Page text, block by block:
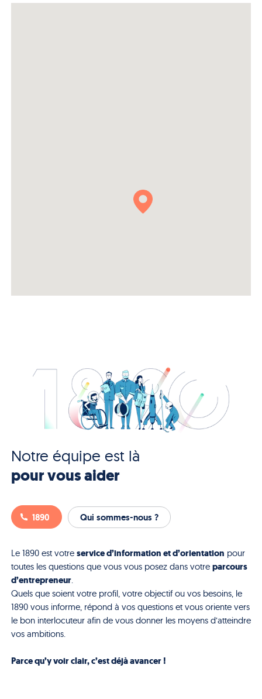
Notre équipe est là
pour vous aider
1890 Qui sommes-nous ?
Le 1890 est votre service d’information et d’orientation pour
toutes les questions que vous vous posez dans votre parcours
d’entrepreneur.
Quels que soient votre profil, votre objectif ou vos besoins, le
1890 vous informe, répond à vos questions et vous oriente vers
le bon interlocuteur afin de vous donner les moyens d’atteindre
vos ambitions.
Parce qu’y voir clair, c’est déjà avancer !